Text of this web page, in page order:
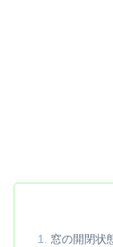
窓の開閉状